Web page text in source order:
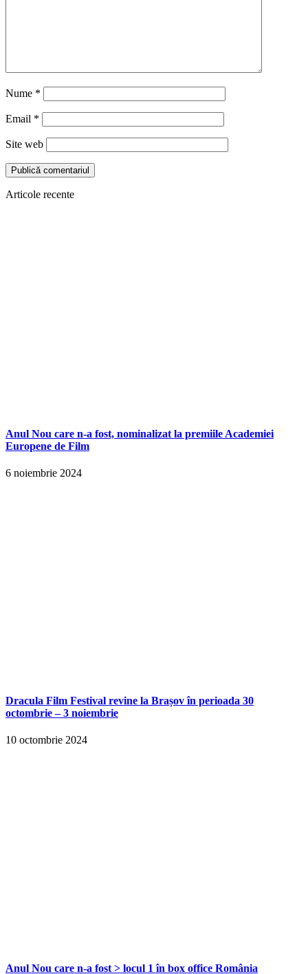
Nume *
Email *
Site web
Articole recente
Anul Nou care n-a fost, nominalizat la premiile Academiei
Europene de Film
6 noiembrie 2024
Dracula Film Festival revine la Brașov în perioada 30
octombrie – 3 noiembrie
10 octombrie 2024
Anul Nou care n-a fost > locul 1 în box office România